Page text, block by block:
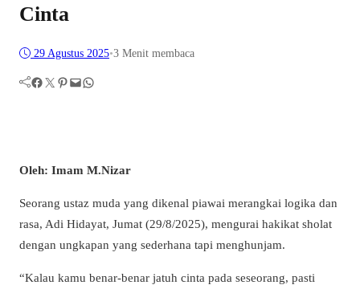
Cinta
29 Agustus 2025•3 Menit membaca
Facebook Twitter Pinterest Mail WhatsApp
Oleh: Imam M.Nizar
Seorang ustaz muda yang dikenal piawai merangkai logika dan
rasa, Adi Hidayat, Jumat (29/8/2025), mengurai hakikat sholat
dengan ungkapan yang sederhana tapi menghunjam.
“Kalau kamu benar-benar jatuh cinta pada seseorang, pasti